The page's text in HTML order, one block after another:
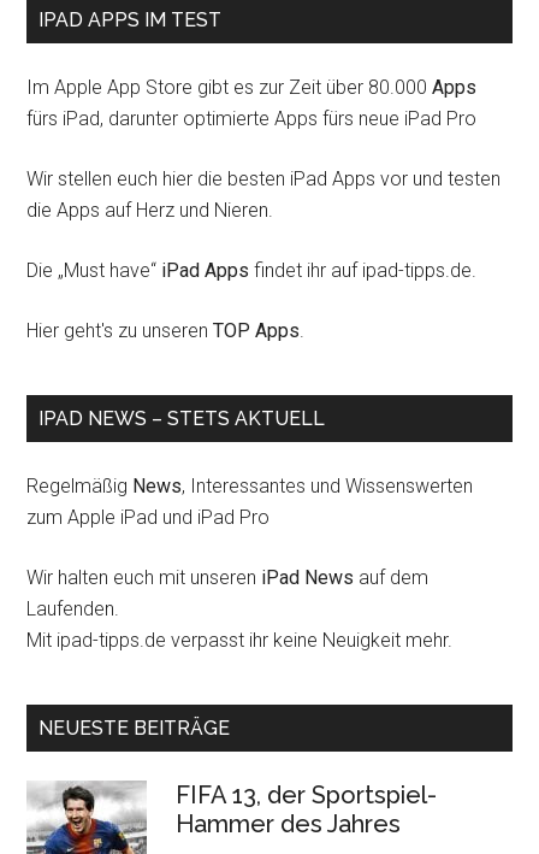
IPAD APPS IM TEST
Im Apple App Store gibt es zur Zeit über 80.000Apps
fürs iPad, darunter optimierte Apps fürs neue iPad Pro
Wir stellen euch hier die besten iPad Apps vor und testen
die Apps auf Herz und Nieren.
Die „Must have“ iPad Apps findet ihr auf ipad-tipps.de.
Hier geht's zu unserenTOP Apps.
IPAD NEWS – STETS AKTUELL
Regelmäßig News, Interessantes und Wissenswerten
zum Apple iPad und iPad Pro
Wir halten euch mit unseren iPad News auf dem
Laufenden.
Mit ipad-tipps.de verpasst ihr keine Neuigkeit mehr.
NEUESTE BEITRÄGE
FIFA 13, der Sportspiel-
Hammer des Jahres